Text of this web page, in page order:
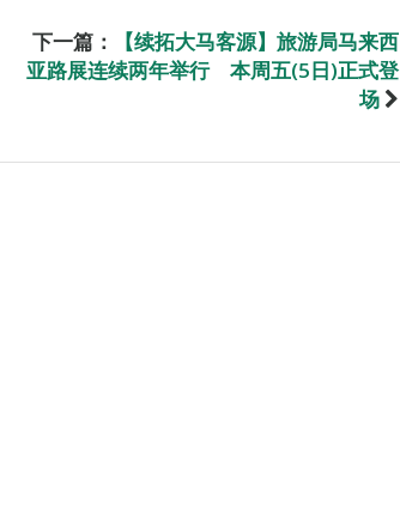
下一篇：
【续拓大马客源】旅游局马来西
亚路展连续两年举行 本周五(5日)正式登
场